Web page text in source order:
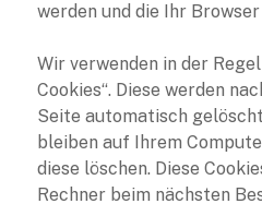
werden und die Ihr
Wir verwenden in der
Cookies“. Diese werden
Seite automatisch
bleiben auf Ihrem
diese löschen. Diese
Rechner beim nächsten